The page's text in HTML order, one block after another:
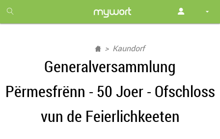
month
free
Kaundorf
Generalversammlung
Përmesfrënn - 50 Joer - Ofschloss
vun de Feierlichkeeten